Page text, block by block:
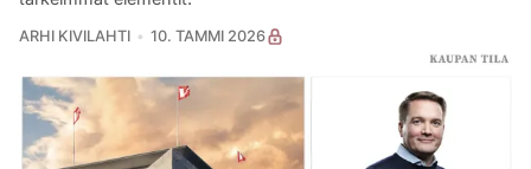
ARHI KIVILAHTI 10. TAMMI 2026